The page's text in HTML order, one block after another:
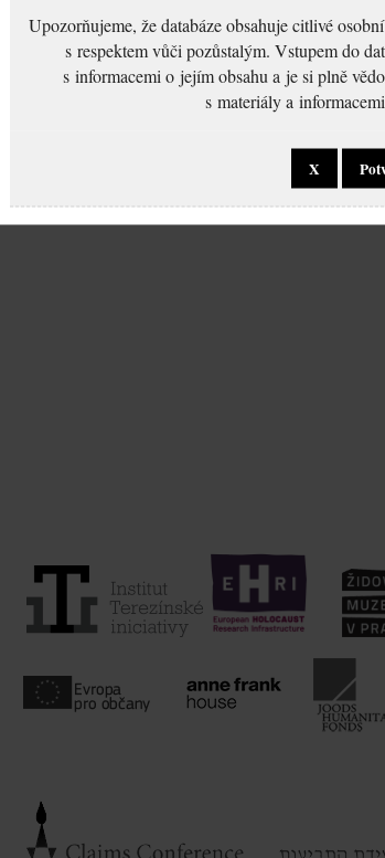
Upozorňujeme, že databáze obsahuje citlivé
s respektem vůči pozůstalým. Vstupem do
s informacemi o jejím obsahu a je si plně
s materiály a
X